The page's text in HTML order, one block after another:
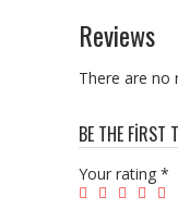
Reviews
There are no
BE THE FIRST
Your rating *